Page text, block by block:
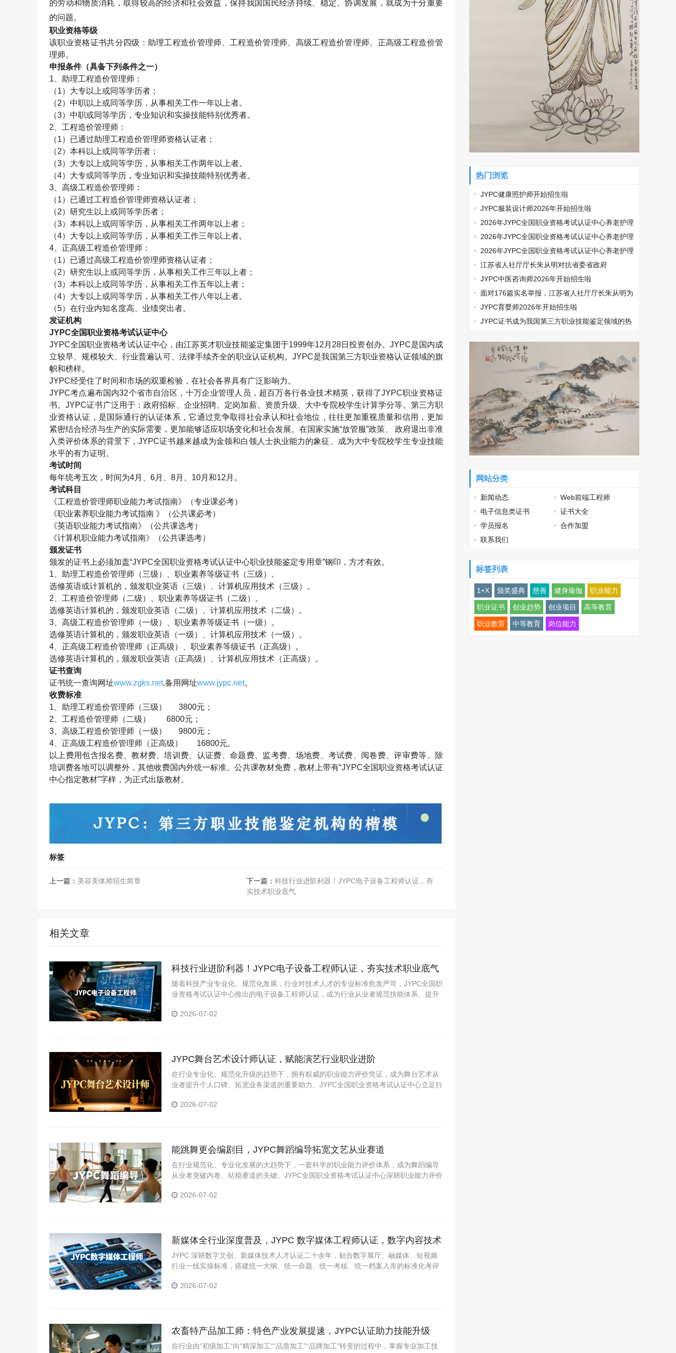
的劳动和物质消耗，取得较高的经济和社会效益，保持我国国民经济持续、稳定、协调发展，就成为十分重要
的问题。
职业资格等级
该职业资格证书共分四级：助理工程造价管理师、工程造价管理师、高级工程造价管理师、正高级工程造价管
理师。
申报条件（具备下列条件之一）
1 、助理工程造价管理师：
（1）大专以上或同等学历者；
（2）中职以上或同等学历，从事相关工作一年以上者。
（3）中职或同等学历，专业知识和实操技能特别优秀者。
2 、工程造价管理师：
（1）已通过助理工程造价管理师资格认证者；
（2）本科以上或同等学历者；
（3）大专以上或同等学历，从事相关工作两年以上者。
（4）大专或同等学历，专业知识和实操技能特别优秀者。
3 、高级工程造价管理师：
（1）已通过工程造价管理师资格认证者；
（2）研究生以上或同等学历者；
（3）本科以上或同等学历，从事相关工作两年以上者；
（4）大专以上或同等学历，从事相关工作三年以上者。
4 、正高级工程造价管理师：
（1）已通过高级工程造价管理师资格认证者；
（2）研究生以上或同等学历，从事相关工作三年以上者；
（3）本科以上或同等学历，从事相关工作五年以上者；
（4）大专以上或同等学历，从事相关工作八年以上者。
（5）在行业内知名度高、业绩突出者。
发证机构
JYPC全国职业资格考试认证中心
JYPC全国职业资格考试认证中心，由江苏英才职业技能鉴定集团于1999年12 月 28日投资创办。 JYPC是国内成
立较早、规模较大、行业普遍认可、法律手续齐全的职业认证机构。JYPC是我国第三方职业资格认证领域的旗
帜和榜样。
JYPC经受住了时间和市场的双重检验，在社会各界具有广泛影响力。
JYPC考点遍布国内32个省市自治区，十万企业管理人员，超百万各行各业技术精英，获得了JYPC职业资格证
书。JYPC证书广泛用于：政府招标、企业招聘、定岗加薪、资质升级、大中专院校学生计算学分等。第三方职
业资格认证，是国际通行的认证体系，它通过竞争取得社会承认和社会地位，往往更加重视质量和信用，更加
紧密结合经济与生产的实际需要，更加能够适应职场变化和社会发展。在国家实施“放管服”政策、 政府退出非准
入类评价体系的背景下，JYPC证书越来越成为金领和白领人士执业能力的象征、成为大中专院校学生专业技能
水平的有力证明。
考试时间
每年统考五次，时间为4月、 6月、 8月、 10月和12 月。
考试科目
《工程造价管理师职业能力考试指南》（专业课必考）
《职业素养职业能力考试指南 》（公共课必考）
《英语职业能力考试指南》（公共课选考）
《计算机职业能力考试指南》（公共课选考）
颁发证书
颁发的证书上必须加盖“JYPC全国职业资格考试认证中心职业技能鉴定专用章”钢印，方才有效。
1 、助理工程造价管理师（三级）、职业素养等级证书（三级）。
选修英语或计算机的，颁发职业英语（三级）、计算机应用技术（三级）。
2 、工程造价管理师（二级）、职业素养等级证书（二级）。
选修英语计算机的，颁发职业英语（二级）、计算机应用技术（二级）。
3 、高级工程造价管理师（一级）、职业素养等级证书（一级）。
选修英语计算机的，颁发职业英语（一级）、计算机应用技术（一级）。
4 、正高级工程造价管理师（正高级）、职业素养等级证书（正高级）。
选修英语计算机的，颁发职业英语（正高级）、计算机应用技术（正高级）。
证书查询
证书统一查询网址www.zgks.net,备用网址www.jypc.net。
收费标准
1 、助理工程造价管理师（三级） 3800元；
2 、工程造价管理师（二级） 6800元；
3 、高级工程造价管理师（一级） 9800元；
4 、正高级工程造价管理师（正高级） 16800元。
以上费用包含报名费、教材费、培训费、认证费、命题费、监考费、场地费、考试费、阅卷费、评审费等。除
培训费各地可以调整外，其他收费国内外统一标准。公共课教材免费，教材上带有“JYPC全国职业资格考试认证
中心指定教材”字样，为正式出版教材。
标签
上一篇： 美容美体师招生简章 下一篇： 科技行业进阶利器！JYPC电子设备工程师认证，夯
实技术职业底气
相关文章
科技行业进阶利器！JYPC电子设备工程师认证，夯实技术职业底气
随着科技产业专业化、规范化发展，行业对技术人才的专业标准愈发严苛，JYPC全国职
业资格考试认证中心推出的电子设备工程师认证，成为行业从业者规范技能体系、提升
2026-07-02
JYPC舞台艺术设计师认证，赋能演艺行业职业进阶
在行业专业化、规范化升级的趋势下，拥有权威的职业能力评价凭证，成为舞台艺术从
业者提升个人口碑、拓宽业务渠道的重要助力。JYPC全国职业资格考试认证中心立足行
化评价体系，为行业人才提供标准化的能力佐证。
2026-07-02
能跳舞更会编剧目，JYPC舞蹈编导拓宽文艺从业赛道
在行业规范化、专业化发展的大趋势下，一套科学的职业能力评价体系，成为舞蹈编导
从业者突破内卷、站稳赛道的关键。JYPC全国职业资格考试认证中心深耕职业能力评价
系，精准匹配市场用人标准与行业发展趋势。
2026-07-02
新媒体全行业深度普及，JYPC 数字媒体工程师认证，数字内容技术
人才拓宽职业上升通道
JYPC 深耕数字文创、新媒体技术人才认证二十余年，贴合数字展厅、融媒体、短视频
行业一线实操标准，搭建统一大纲、统一命题、统一考核、统一档案入库的标准化考评
2026-07-02
农畜特产品加工师：特色产业发展提速，JYPC认证助力技能升级
在行业由“初级加工”向“精深加工”“品质加工”“品牌加工”转变的过程中，掌握专业加工技
热门浏览
JYPC健康照护师开始招生啦
JYPC服装设计师2026年开始招生啦
2026年JYPC全国职业资格考试认证中心养老护理
师开始报名啦
2026年JYPC全国职业资格考试认证中心养老护理
师开始报名啦
2026年JYPC全国职业资格考试认证中心养老护理
师开始报名啦
江苏省人社厅厅长朱从明对抗省委省政府
JYPC中医咨询师2026年开始招生啦
面对176篇实名举报，江苏省人社厅厅长朱从明为
何选择沉默
JYPC育婴师2026年开始招生啦
​JYPC证书成为我国第三方职业技能鉴定领域的热
网站分类
新闻动态
Web前端工程师
电子信息类证书
证书大全
学员报名
合作加盟
联系我们
标签列表
1+X 颁奖盛典 慈善 健身瑜伽 职业能力
职业证书 创业趋势 创业项目 高等教育
职业教育 中等教育 岗位能力